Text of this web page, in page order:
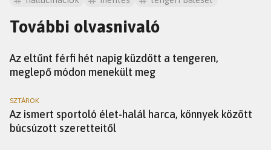
További olvasnivaló
Az eltűnt férfi hét napig küzdött a tengeren,
meglepő módon menekült meg
SZTÁROK
Az ismert sportoló élet-halál harca, könnyek között
búcsúzott szeretteitől